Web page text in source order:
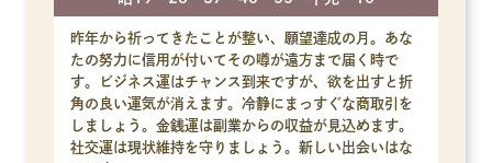
昨年から祈ってきたことが整い、願望達成の月。あな
たの努力に信用が付いてその噂が遠方まで届く時で
す。ビジネス運はチャンス到来ですが、欲を出すと折
角の良い運気が消えます。冷静にまっすぐな商取引を
しましょう。金銭運は副業からの収益が見込めます。
社交運は現状維持を守りましょう。新しい出会いはな